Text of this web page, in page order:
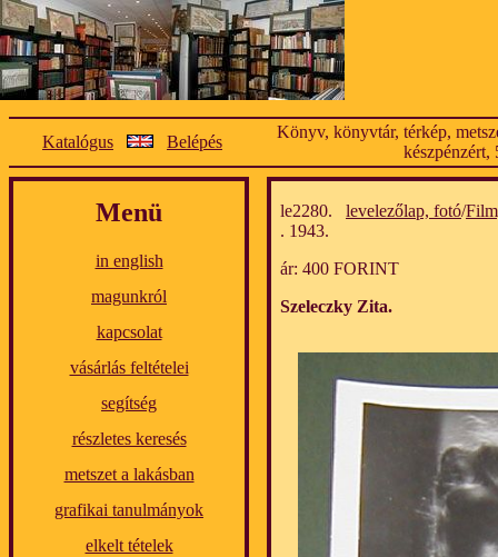
Katalógus Belépés
Könyv, könyvtár, térkép,
készpénzért,
Menü
in english
magunkról
kapcsolat
vásárlás feltételei
segítség
részletes keresés
metszet a lakásban
grafikai tanulmányok
elkelt tételek
le2280. levelezőlap, fotó/
. 1943.
ár: 400 FORINT
Szeleczky Zita.